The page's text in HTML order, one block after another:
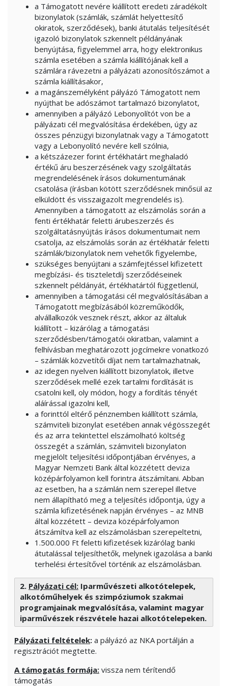
a Támogatott nevére kiállított eredeti záradékolt
bizonylatok (számlák, számlát helyettesítő
okiratok, szerződések), banki átutalás teljesítését
igazoló bizonylatok szkennelt példányának
benyújtása, figyelemmel arra, hogy elektronikus
számla esetében a számla kiállítójának kell a
számlára rávezetni a pályázati azonosítószámot a
számla kiállításakor,
a magánszemélyként pályázó Támogatott nem
nyújthat be adószámot tartalmazó bizonylatot,
amennyiben a pályázó Lebonyolítót von be a
pályázati cél megvalósítása érdekében, úgy az
összes pénzügyi bizonylatnak vagy a Támogatott
vagy a Lebonyolító nevére kell szólnia,
a kétszázezer forint értékhatárt meghaladó
értékű áru beszerzésének vagy szolgáltatás
megrendelésének írásos dokumentumának
csatolása (írásban kötött szerződésnek minősül az
elküldött és visszaigazolt megrendelés is).
Amennyiben a támogatott az elszámolás során a
fenti értékhatár feletti árubeszerzés és
szolgáltatásnyújtás írásos dokumentumait nem
csatolja, az elszámolás során az értékhatár feletti
számlák/bizonylatok nem vehetők figyelembe,
szükséges benyújtani a számfejtéssel kifizetett
megbízási- és tiszteletdíj szerződéseinek
szkennelt példányát, értékhatártól függetlenül,
amennyiben a támogatási cél megvalósításában a
Támogatott megbízásából közreműködők,
alvállalkozók vesznek részt, akkor az általuk
kiállított – kizárólag a támogatási
szerződésben/támogatói okiratban, valamint a
felhívásban meghatározott jogcímekre vonatkozó
– számlák közvetítői díjat nem tartalmazhatnak,
az idegen nyelven kiállított bizonylatok, illetve
szerződések mellé ezek tartalmi fordítását is
csatolni kell, oly módon, hogy a fordítás tényét
aláírással igazolni kell,
a forinttól eltérő pénznemben kiállított számla,
számviteli bizonylat esetében annak végösszegét
és az arra tekintettel elszámolható költség
összegét a számlán, számviteli bizonylaton
megjelölt teljesítési időpontjában érvényes, a
Magyar Nemzeti Bank által közzétett deviza
középárfolyamon kell forintra átszámítani. Abban
az esetben, ha a számlán nem szerepel illetve
nem állapítható meg a teljesítés időpontja, úgy a
számla kifizetésének napján érvényes – az MNB
által közzétett – deviza középárfolyamon
átszámítva kell az elszámolásban szerepeltetni,
1.500.000 Ft feletti kifizetések kizárólag banki
átutalással teljesíthetők, melynek igazolása a banki
terhelési értesítővel történik az elszámolásban.
2. Pályázati cél: Iparművészeti alkotótelepek,
alkotóműhelyek és szimpóziumok szakmai
programjainak megvalósítása, valamint magyar
iparművészek részvétele hazai alkotótelepeken.
Pályázati feltételek: a pályázó az NKA portálján a
regisztrációt megtette.
A támogatás formája: vissza nem térítendő
támogatás